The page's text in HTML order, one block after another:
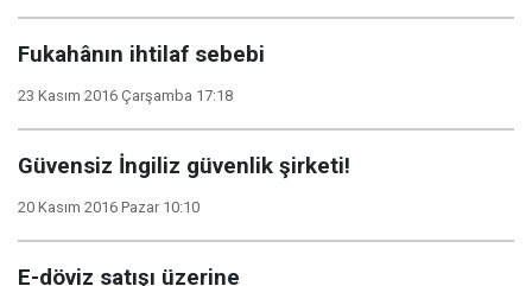
Fukahânın ihtilaf sebebi
23 Kasım 2016 Çarşamba 17:18
Güvensiz İngiliz güvenlik şirketi!
20 Kasım 2016 Pazar 10:10
E-döviz satışı üzerine